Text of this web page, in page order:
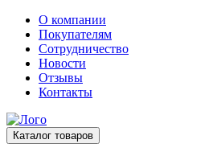
О компании
Покупателям
Сотрудничество
Новости
Отзывы
Контакты
Каталог товаров